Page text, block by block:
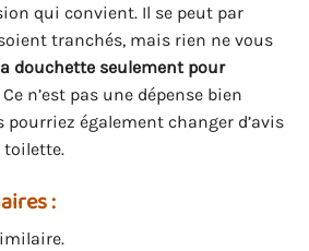
qui convient. Il se peut par
tranchés, mais rien ne vous
douchette seulement pour
Ce n’est pas une dépense bien
pourriez également changer d’avis
toilette.
: